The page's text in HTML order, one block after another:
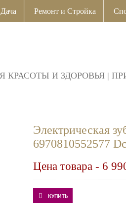
Дача Ремонт и Стройка
КРАСОТЫ И ЗДОРОВЬЯ |
Электрическая
6970810552577
Цена товара - 6
КУПИТЬ